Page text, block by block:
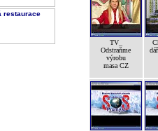
TV_
Odstraňme
výrobu
masa CZ